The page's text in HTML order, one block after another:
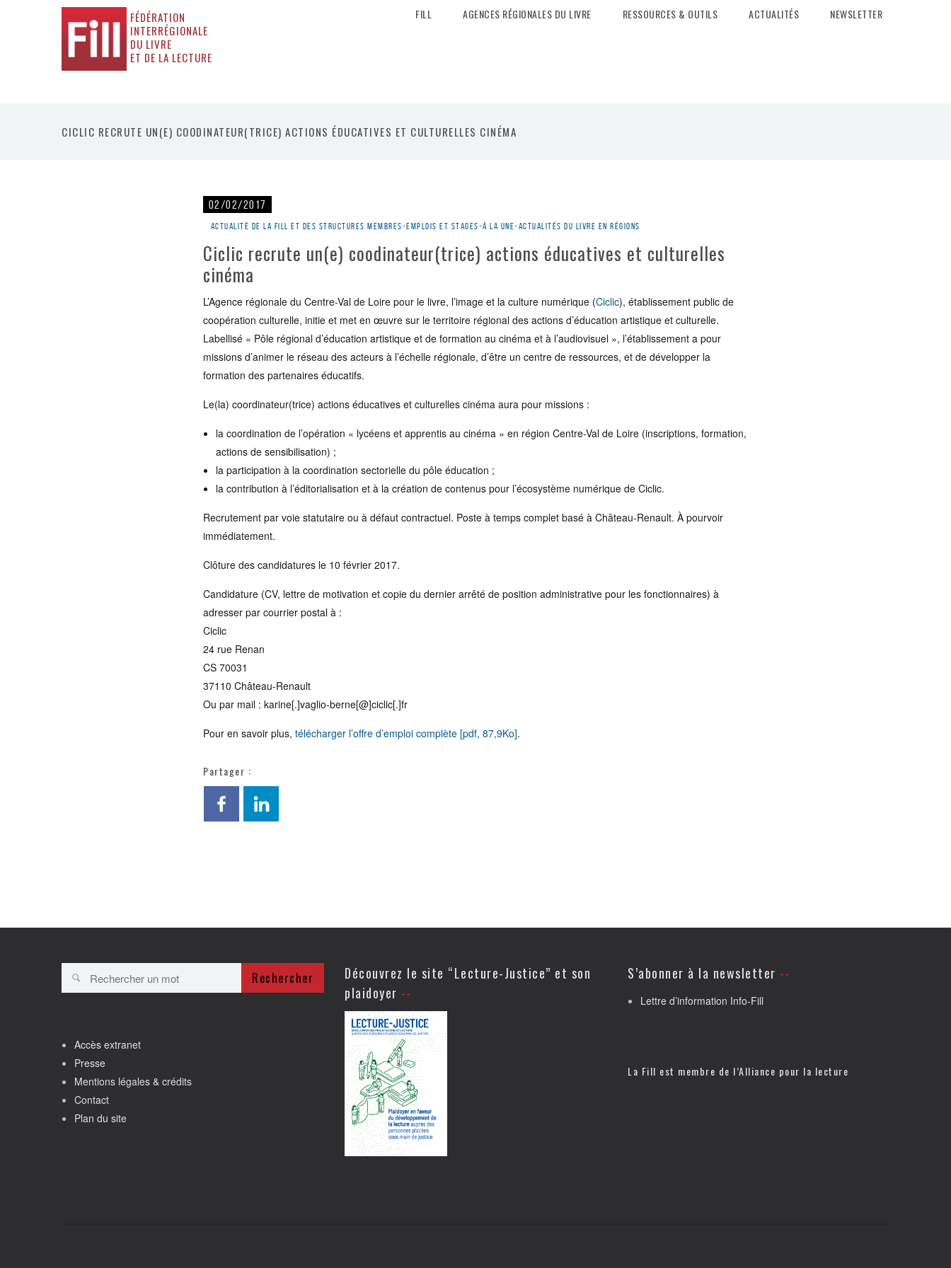
FÉDÉRATION
INTERRÉGIONALE
DU LIVRE
ET DE LA LECTURE
FILL AGENCES RÉGIONALES DU LIVRE RESSOURCES & OUTILS ACTUALITÉS NEWSLETTER
CICLIC RECRUTE UN(E) COODINATEUR(TRICE) ACTIONS ÉDUCATIVES ET CULTURELLES CINÉMA
02/02/2017
Actualité de la Fill et des structures membres •Emplois et stages •À la une•Actualités du livre en régions
Ciclic recrute un(e) coodinateur(trice) actions éducatives et culturelles
cinéma
L’Agence régionale du Centre-Val de Loire pour le livre, l’image et la culture numérique (Ciclic), établissement public de
coopération culturelle, initie et met en œuvre sur le territoire régional des actions d’éducation artistique et culturelle.
Labellisé « Pôle régional d’éducation artistique et de formation au cinéma et à l’audiovisuel », l’établissement a pour
missions d’animer le réseau des acteurs à l’échelle régionale, d’être un centre de ressources, et de développer la
formation des partenaires éducatifs.
Le(la) coordinateur(trice) actions éducatives et culturelles cinéma aura pour missions :
la coordination de l’opération « lycéens et apprentis au cinéma » en région Centre-Val de Loire (inscriptions, formation,
actions de sensibilisation) ;
la participation à la coordination sectorielle du pôle éducation ;
la contribution à l’éditorialisation et à la création de contenus pour l’écosystème numérique de Ciclic.
Recrutement par voie statutaire ou à défaut contractuel. Poste à temps complet basé à Château-Renault. À pourvoir
immédiatement.
Clôture des candidatures le 10 février 2017.
Candidature (CV, lettre de motivation et copie du dernier arrêté de position administrative pour les fonctionnaires) à
adresser par courrier postal à :
Ciclic
24 rue Renan
CS 70031
37110 Château-Renault
Ou par mail : karine[.]vaglio-berne[@]ciclic[.]fr
Pour en savoir plus, télécharger l’offre d’emploi complète [pdf, 87,9Ko].
Partager :
Rechercher
Accès extranet
Presse
Mentions légales & crédits
Contact
Plan du site
Découvrez le site “Lecture-Justice” et son
plaidoyer
S’abonner à la newsletter
Lettre d’information Info-Fill
La Fill est membre de l’Alliance pour la lecture